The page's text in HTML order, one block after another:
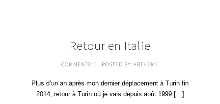
Retour en Italie
COMMENTS: 0 | POSTED BY: ARTHEME
Plus d’un an après mon dernier déplacement à Turin fin
2014, retour à Turin où je vais depuis août 1999 […]